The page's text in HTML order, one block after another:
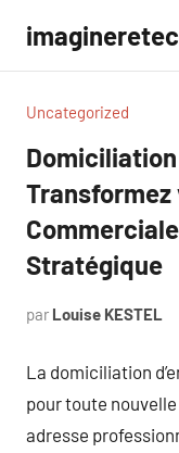
contenu
Uncategorized
Stratégique
par Louise KESTEL
La domiciliation
pour toute
adresse